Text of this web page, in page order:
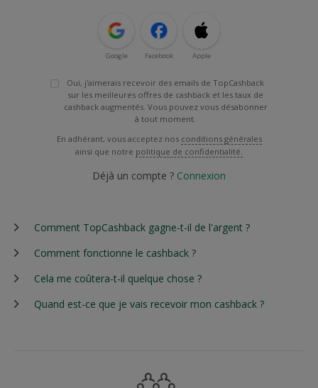
Google Facebook Apple
Oui, j'aimerais recevoir des emails de TopCashback
sur les meilleures offres de cashback et les taux de
cashback augmentés. Vous pouvez vous désabonner
à tout moment.
En adhérant, vous acceptez nos conditions générales
ainsi que notre politique de confidentialité.
Déjà un compte ? Connexion
Comment TopCashback gagne-t-il de l'argent ?
Comment fonctionne le cashback ?
Cela me coûtera-t-il quelque chose ?
Quand est-ce que je vais recevoir mon cashback ?